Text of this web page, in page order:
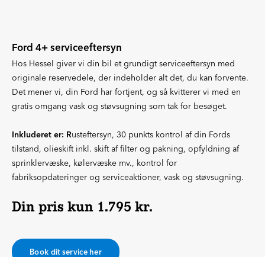
Ford 4+ serviceeftersyn
Hos Hessel giver vi din bil et grundigt serviceeftersyn med
originale reservedele, der indeholder alt det, du kan forvente.
Det mener vi, din Ford har fortjent, og så kvitterer vi med en
gratis omgang vask og støvsugning som tak for besøget.
Inkluderet er: Rusteftersyn, 30 punkts kontrol af din Fords
tilstand, olieskift inkl. skift af filter og pakning, opfyldning af
sprinklervæske, kølervæske mv., kontrol for
fabriksopdateringer og serviceaktioner, vask og støvsugning.
Din pris kun 1.795 kr.
Book dit service her